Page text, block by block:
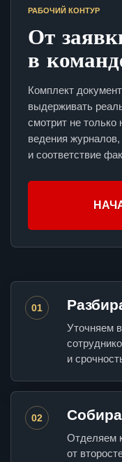
РАБОЧИЙ КОНТУР
От
в
Комплект
выдерживать
смотрит не только
ведения
и соответствие
01
Уточняем
и
02
Отделяем
от